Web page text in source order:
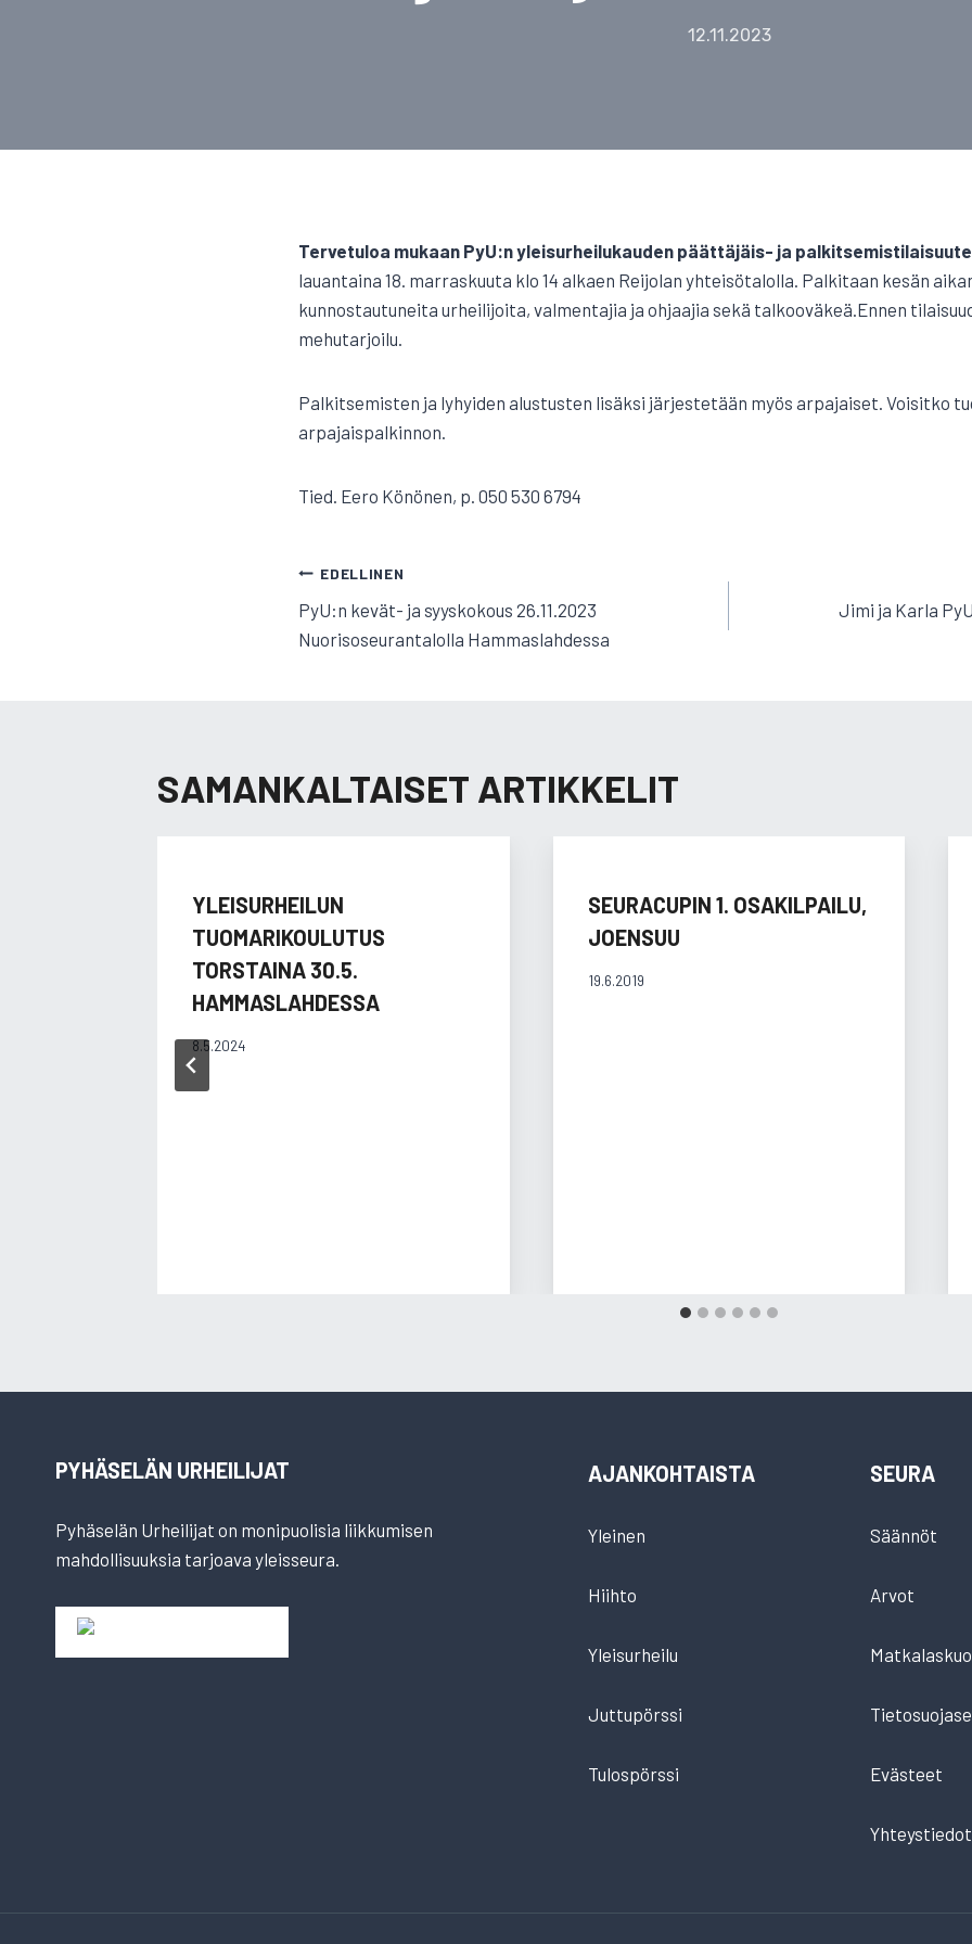
12.11.2023
Tervetuloa mukaan PyU:n yleisurheilukauden päättäjäis- ja
lauantaina 18. marraskuuta klo 14 alkaen Reijolan yhteisötalolla. Palkitaan kesän
kunnostautuneita urheilijoita, valmentajia ja ohjaajia sekä talkooväkeä.Ennen
mehutarjoilu.
Palkitsemisten ja lyhyiden alustusten lisäksi järjestetään myös arpajaiset. Voisitko
arpajaispalkinnon.
Tied. Eero Könönen, p. 050 530 6794
ARTIKKELIEN
SELAUS
EDELLINEN
PyU:n kevät- ja syyskokous 26.11.2023
Nuorisoseurantalolla Hammaslahdessa
Jimi ja Karla
SAMANKALTAISET ARTIKKELIT
YLEISURHEILUN
TUOMARIKOULUTUS
TORSTAINA 30.5.
HAMMASLAHDESSA
8.5.2024
SEURACUPIN 1. OSAKILPAILU,
JOENSUU
19.6.2019
PYHÄSELÄN URHEILIJAT
Pyhäselän Urheilijat on monipuolisia liikkumisen
mahdollisuuksia tarjoava yleisseura.
AJANKOHTAISTA
Yleinen
Hiihto
Yleisurheilu
Juttupörssi
Tulospörssi
SEURA
Säännöt
Arvot
Evästeet
Yhteystiedot